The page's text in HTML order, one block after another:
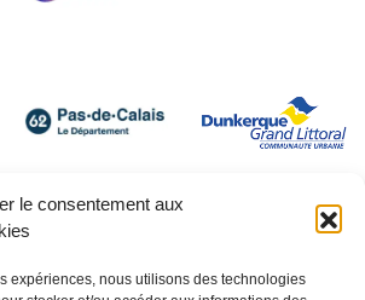
le consentement aux
expériences, nous utilisons des technologies